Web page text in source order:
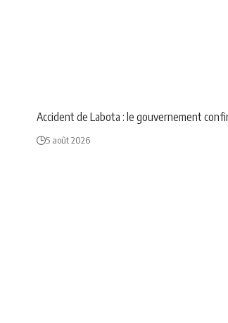
Accident de Labota : le gouvernement
5 août 2026